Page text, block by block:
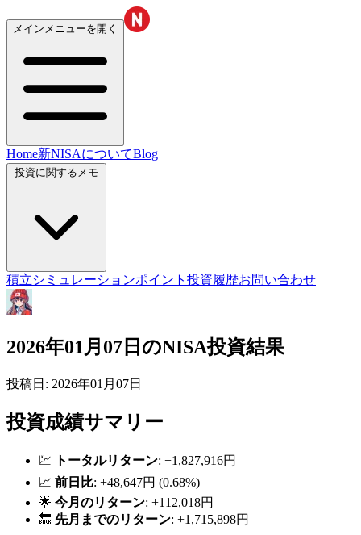
メインメニューを開く
Home新NISAについてBlog
積立シミュレーションポイント投資履歴お問い合わせ
2026年01月07日のNISA投資結果
投稿日: 2026年01月07日
投資成績サマリー
💹 トータルリターン: +1,827,916円
📈 前日比: +48,647円 (0.68%)
🌟 今月のリターン: +112,018円
🔙 先月までのリターン: +1,715,898円